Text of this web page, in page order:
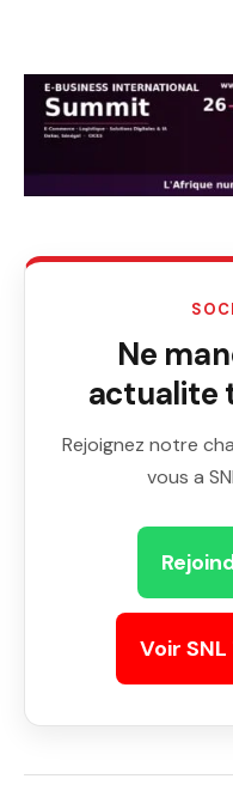
Ne
actualite
Rejoignez notre
vous a
Voir